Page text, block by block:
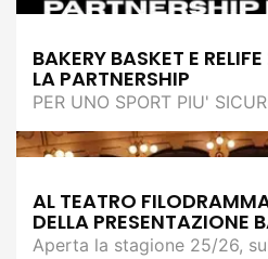
BAKERY BASKET E
LA PARTNERSHIP
PER UNO SPORT PIU'
AL TEATRO
DELLA PRESENTAZIONE
Aperta la stagione 25/26,